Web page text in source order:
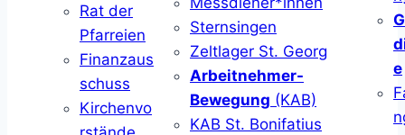
Rat der
Pfarreien
Finanzaus
schuss
Kirchenvo
Sternsingen
Zeltlager St. Georg
Arbeitnehmer-
Bewegung (KAB)
KAB St. Bonifatius
e